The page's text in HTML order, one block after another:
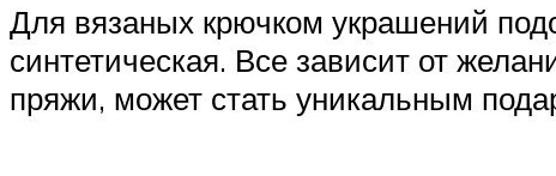
Для вязаных крючком украшений
синтетическая. Все зависит от
пряжи, может стать уникальным